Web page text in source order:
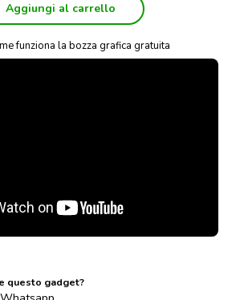
Aggiungi al carrello
funziona la bozza grafica gratuita
questo gadget?